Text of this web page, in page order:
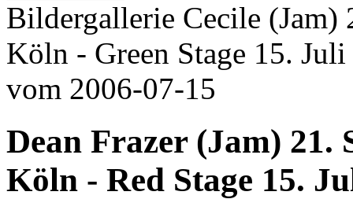
Bildergallerie Cecile (Jam)
Köln - Green Stage 15.
vom 2006-07-15
Dean Frazer (Jam) 21.
Köln - Red Stage 15.